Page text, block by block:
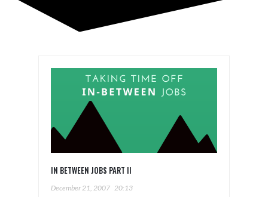
IN BETWEEN JOBS PART II
December 21, 2007 20:13